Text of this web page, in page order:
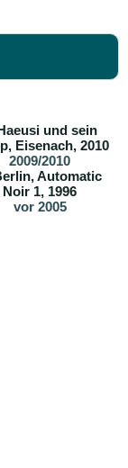
2009/2010
vor 2005